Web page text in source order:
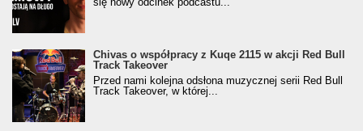
Chivas o współpracy z Kuqe 2115 w akcji Red Bull
Track Takeover
Przed nami kolejna odsłona muzycznej serii Red Bull
Track Takeover, w której...